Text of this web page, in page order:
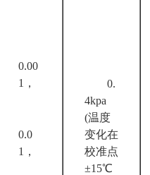
0.00
1，
0.0
1，
0.
4kpa
(温度
变化在
校准点
±15℃